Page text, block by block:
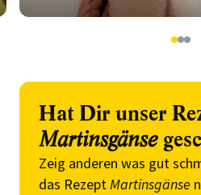
123
Hat Dir unser
Martinsgänse
Zeig anderen was gut
das RezeptMartinsgänse